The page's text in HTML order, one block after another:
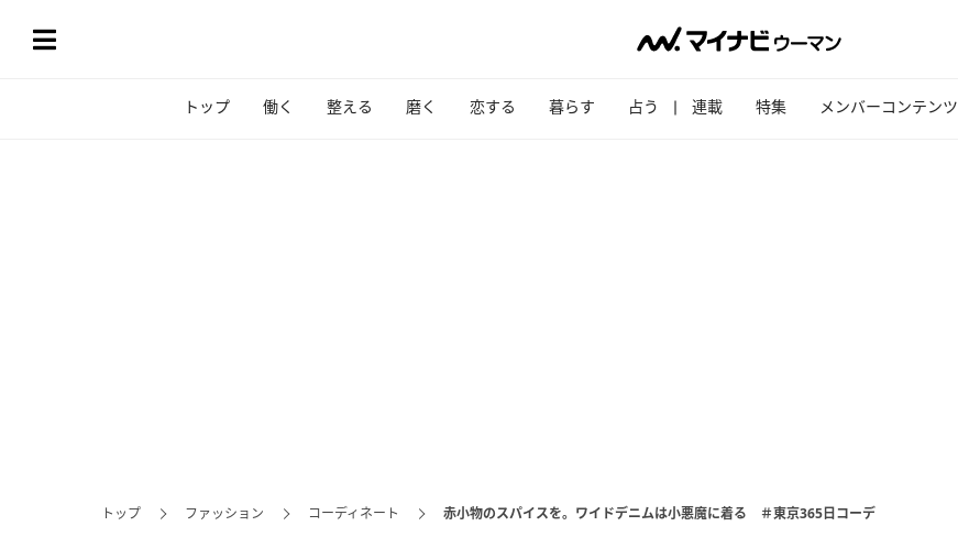
トップ 働く 整える 磨く 恋する 暮らす 占う 連載 特集 メンバーコンテンツ
トップ ファッション コーディネート 赤小物のスパイスを。ワイドデニムは小悪魔に着る ＃東京365日コーデ